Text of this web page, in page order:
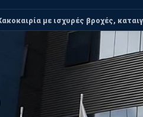
με ισχυρές βροχές,